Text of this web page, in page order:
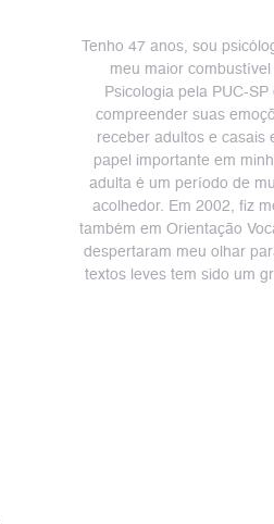
Tenho 47 anos, sou
meu maior
Psicologia pela PUC-
compreender suas
receber adultos e casais
papel importante em
adulta é um período de
acolhedor. Em 2002, fiz
também em Orientação
despertaram meu olhar
textos leves tem sido um